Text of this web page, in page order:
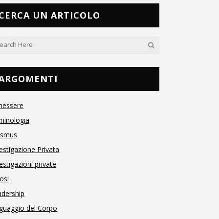
UN ARTICOLO
Privata
private
del Corpo